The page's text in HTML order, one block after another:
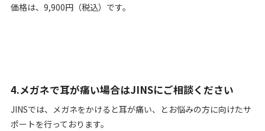
価格は、9,900円（税込）です。
4.メガネで耳が痛い場合はJINSにご相談ください
JINSでは、メガネをかけると耳が痛い、とお悩みの方に向けたサ
ポートを行っております。